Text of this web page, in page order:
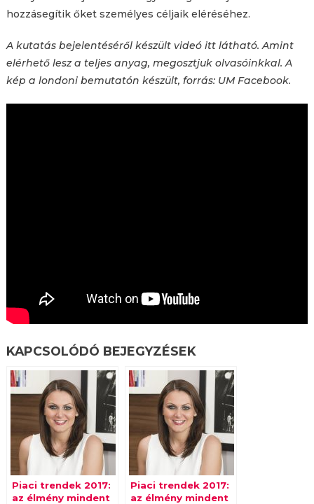
hozzásegítik őket személyes céljaik eléréséhez.
A kutatás bejelentéséről készült videó itt látható. Amint
elérhető lesz a teljes anyag, megosztjuk olvasóinkkal. A
kép a londoni bemutatón készült, forrás: UM Facebook.
KAPCSOLÓDÓ BEJEGYZÉSEK
Piaci trendek 2017:
az élmény mindent
Piaci trendek 2017:
az élmény mindent